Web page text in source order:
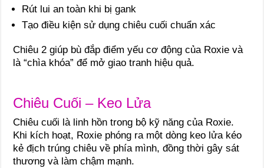
Rút lui an toàn khi bị gank
Tạo điều kiện sử dụng chiêu cuối chuẩn xác
Chiêu 2 giúp bù đắp điểm yếu cơ động của Roxie và
là “chìa khóa” để mở giao tranh hiệu quả.
Chiêu Cuối – Keo Lửa
Chiêu cuối là linh hồn trong bộ kỹ năng của Roxie.
Khi kích hoạt, Roxie phóng ra một dòng keo lửa kéo
kẻ địch trúng chiêu về phía mình, đồng thời gây sát
thương và làm chậm mạnh.